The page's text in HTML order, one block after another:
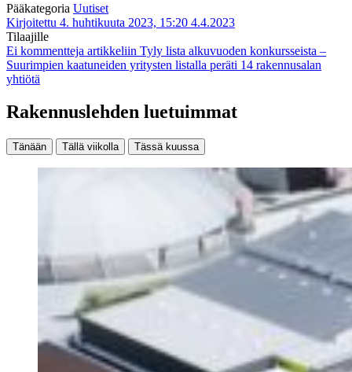
Pääkategoria Uutiset
Kirjoitettu 4. huhtikuuta 2023, 15:20 4.4.2023
Tilaajille
Ei kommentteja artikkeliin Tyly lista alkuvuoden konkursseista –
Suurimpien kaatuneiden yritysten listalla peräti 14 rakennusalan
yhtiötä
Rakennuslehden luetuimmat
Tänään Tällä viikolla Tässä kuussa